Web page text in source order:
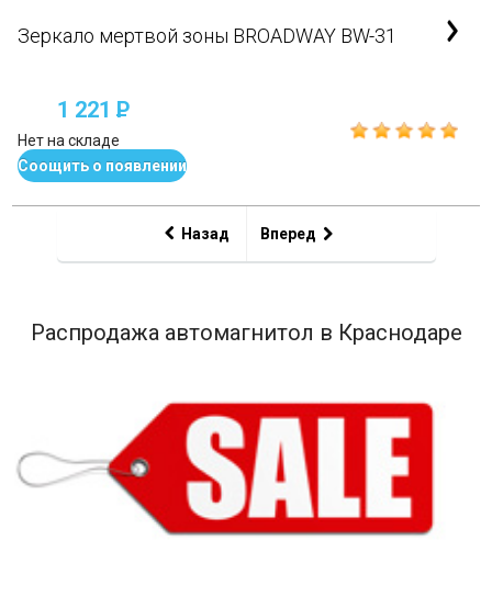
Зеркало мертвой зоны BROADWAY BW-31
1 221P
Нет на складе
Соощить о появлении
Назад Вперед
Распродажа автомагнитол в Краснодаре